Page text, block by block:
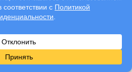
ответы